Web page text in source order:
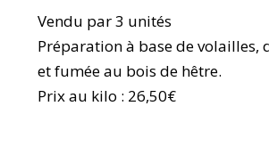
Vendu par 3 unités
Préparation à base de volailles,
et fumée au bois de hêtre.
Prix au kilo : 26,50€